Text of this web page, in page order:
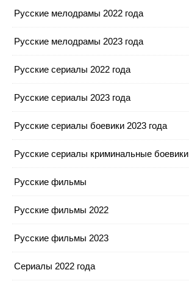
Русские мелодрамы 2022 года
Русские мелодрамы 2023 года
Русские сериалы 2022 года
Русские сериалы 2023 года
Русские сериалы боевики 2023 года
Русские сериалы криминальные боевики
Русские фильмы
Русские фильмы 2022
Русские фильмы 2023
Сериалы 2022 года